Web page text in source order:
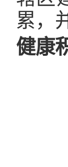
累，
健康